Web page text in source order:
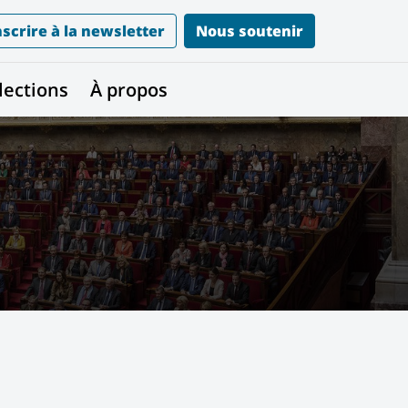
à la newsletter Nous soutenir
À propos